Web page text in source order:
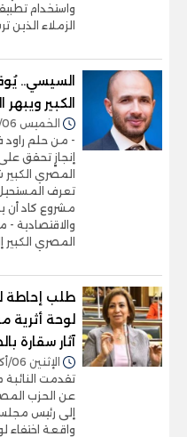
واستخدام
الزملاء الذين
السيسي..
الكبير
الخميس 06/نوفمبر/2025 - 03:38 م
- من حلم راود
إنجازٍ تحقق
المصري الكبير
تعرف المستحيل
مشروع كاد أن
والاقتصادية
المصري الكبير
طلب إحاطة
لوحة
آثار سقارة
الإثنين 06/أكتوبر/2025 - 02:43 م
تقدمت
عن الحزب
إلى رئيس مجلس
واقعة اختفاء